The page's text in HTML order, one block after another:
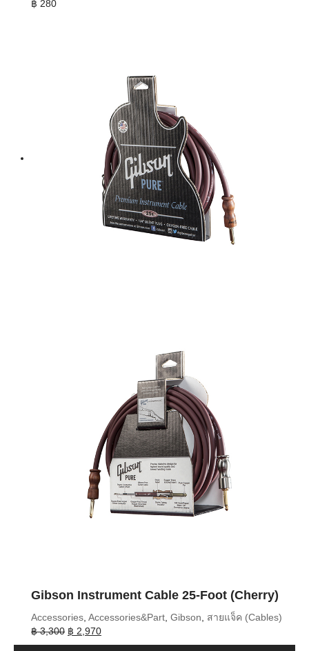
฿ 280
Gibson Instrument Cable 25-Foot (Cherry)
Accessories Accessories&Part Gibson
สายแจ็ค (Cables)
฿3,300 Original
price
฿ 2,970Current
price